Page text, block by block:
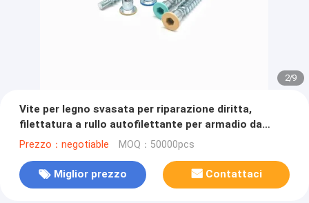
2/9
Vite per legno svasata per riparazione diritta,
filettatura a rullo autofilettante per armadio da
cucina esagonale
Prezzo：negotiable MOQ：50000pcs
Miglior prezzo Contattaci